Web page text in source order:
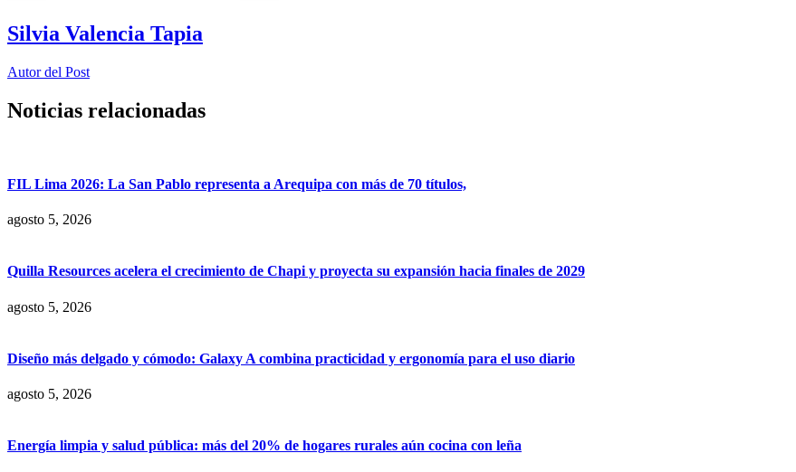
Silvia Valencia Tapia
Autor del Post
Noticias relacionadas
FIL Lima 2026: La San Pablo representa a Arequipa con más de 70 títulos,
agosto 5, 2026
Quilla Resources acelera el crecimiento de Chapi y proyecta su expansión hacia finales de 2029
agosto 5, 2026
Diseño más delgado y cómodo: Galaxy A combina practicidad y ergonomía para el uso diario
agosto 5, 2026
Energía limpia y salud pública: más del 20% de hogares rurales aún cocina con leña